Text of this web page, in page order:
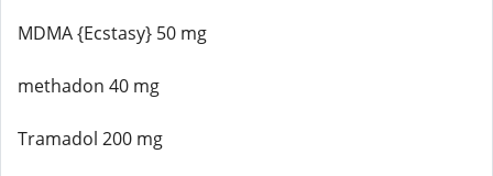
MDMA {Ecstasy} 50 mg
methadon 40 mg
Tramadol 200 mg